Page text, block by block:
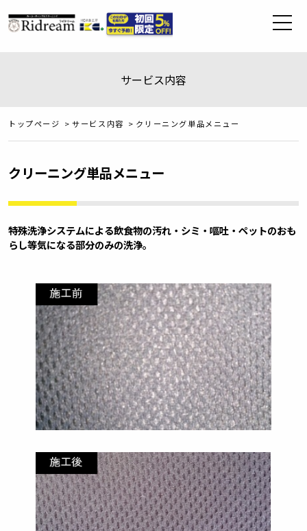
サービス内容
トップページ > サービス内容 > クリーニング単品メニュー
クリーニング単品メニュー
特殊洗浄システムによる飲食物の汚れ・シミ・嘔吐・ペットのおも
らし等気になる部分のみの洗浄。